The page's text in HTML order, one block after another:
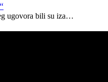
ugovora bili su iza…